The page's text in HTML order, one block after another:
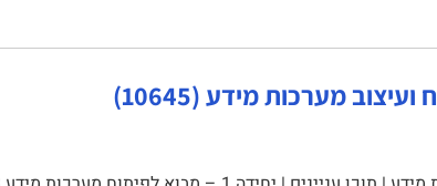
מערכות מידע (10645)